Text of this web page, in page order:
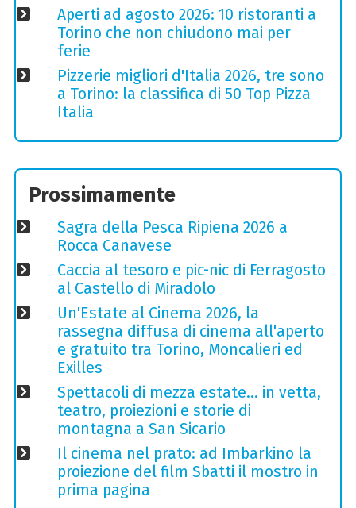
Aperti ad agosto 2026: 10 ristoranti a
Torino che non chiudono mai per
ferie
Pizzerie migliori d'Italia 2026, tre sono
a Torino: la classifica di 50 Top Pizza
Italia
Prossimamente
Sagra della Pesca Ripiena 2026 a
Rocca Canavese
Caccia al tesoro e pic-nic di Ferragosto
al Castello di Miradolo
Un'Estate al Cinema 2026, la
rassegna diffusa di cinema all'aperto
e gratuito tra Torino, Moncalieri ed
Exilles
Spettacoli di mezza estate… in vetta,
teatro, proiezioni e storie di
montagna a San Sicario
Il cinema nel prato: ad Imbarkino la
proiezione del film Sbatti il mostro in
prima pagina